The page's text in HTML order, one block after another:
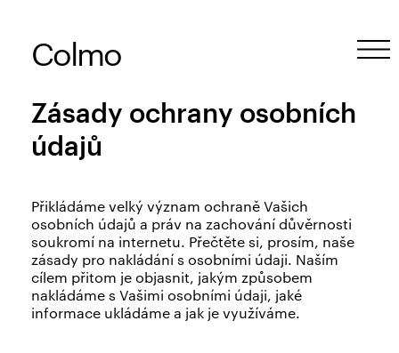
Colmo
Zásady ochrany osobních
údajů
Přikládáme velký význam ochraně Vašich
osobních údajů a práv na zachování důvěrnosti
soukromí na internetu. Přečtěte si, prosím, naše
zásady pro nakládání s osobními údaji. Naším
cílem přitom je objasnit, jakým způsobem
nakládáme s Vašimi osobními údaji, jaké
informace ukládáme a jak je využíváme.